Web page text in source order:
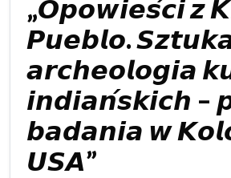
„𝙊𝙥𝙤𝙬𝙞𝙚𝙨́𝙘𝙞 𝙯
𝙋𝙪𝙚𝙗𝙡𝙤.
𝙖𝙧𝙘𝙝𝙚𝙤𝙡𝙤𝙜𝙞𝙖
𝙞𝙣𝙙𝙞𝙖𝙣́𝙨𝙠𝙞𝙘𝙝 –
𝙗𝙖𝙙𝙖𝙣𝙞𝙖 𝙬
𝙐𝙎𝘼”